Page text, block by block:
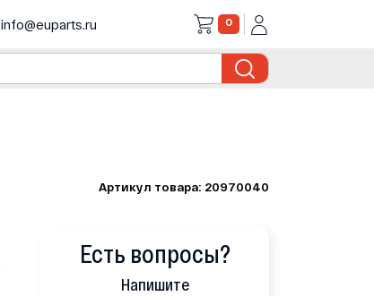
info@euparts.ru 0
Артикул товара: 20970040
Есть вопросы?
Напишите